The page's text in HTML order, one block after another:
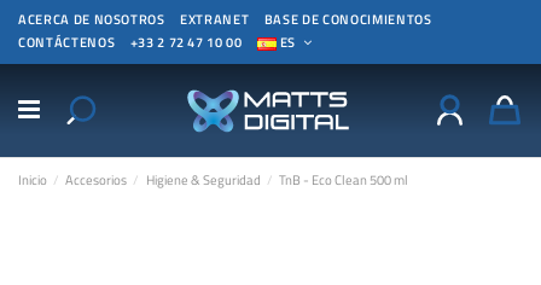
ACERCA DE NOSOTROS EXTRANET
BASE DE CONOCIMIENTOS
CONTÁCTENOS
+33 2 72 47 10 00 ES
Inicio Accesorios Higiene & Seguridad TnB - Eco Clean 500 ml